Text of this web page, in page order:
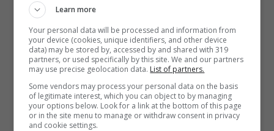
Football americano: I Carpanelli
Warriors perdono con i Seamen
Milano 41-17
25 Aprile 2021 - 20:08
Learn more
Your personal data will be processed and information from
your device (cookies, unique identifiers, and other device
data) may be stored by, accessed by and shared with 319
partners, or used specifically by this site. We and our partners
may use precise geolocation data. List of partners.
Some vendors may process your personal data on the basis
of legitimate interest, which you can object to by managing
your options below. Look for a link at the bottom of this page
or in the site menu to manage or withdraw consent in privacy
and cookie settings.